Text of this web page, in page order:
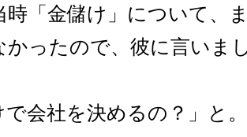
時「金儲け」について、
かったので、彼に言いま
で会社を決めるの？」と。